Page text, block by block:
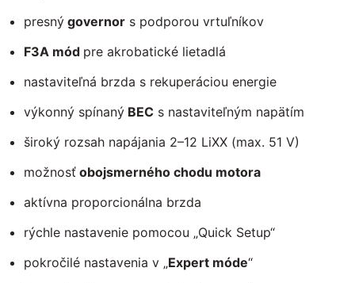
presný governor s podporou vrtuľníkov
F3A mód pre akrobatické lietadlá
nastaviteľná brzda s rekuperáciou energie
výkonný spínaný BEC s nastaviteľným napätím
široký rozsah napájania 2–12 LiXX (max. 51 V)
možnosť obojsmerného chodu motora
aktívna proporcionálna brzda
rýchle nastavenie pomocou „Quick Setup“
pokročilé nastavenia v „Expert móde“